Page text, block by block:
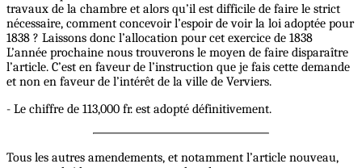
travaux de la chambre et alors qu’il est difficile de faire le strict
nécessaire, comment concevoir l’espoir de voir la loi adoptée pour
1838 ? Laissons donc l’allocation pour cet exercice de 1838
L’année prochaine nous trouverons le moyen de faire disparaître
l’article. C’est en faveur de l’instruction que je fais cette demande
et non en faveur de l’intérêt de la ville de Verviers.
- Le chiffre de 113,000 fr. est adopté définitivement.
Tous les autres amendements, et notamment l’article nouveau,